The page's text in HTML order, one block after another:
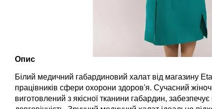
Опис
Білий медичний габардиновий халат від магазину
працівників сфери охорони здоров'я. Сучасний
виготовлений з якісної тканини габардин,